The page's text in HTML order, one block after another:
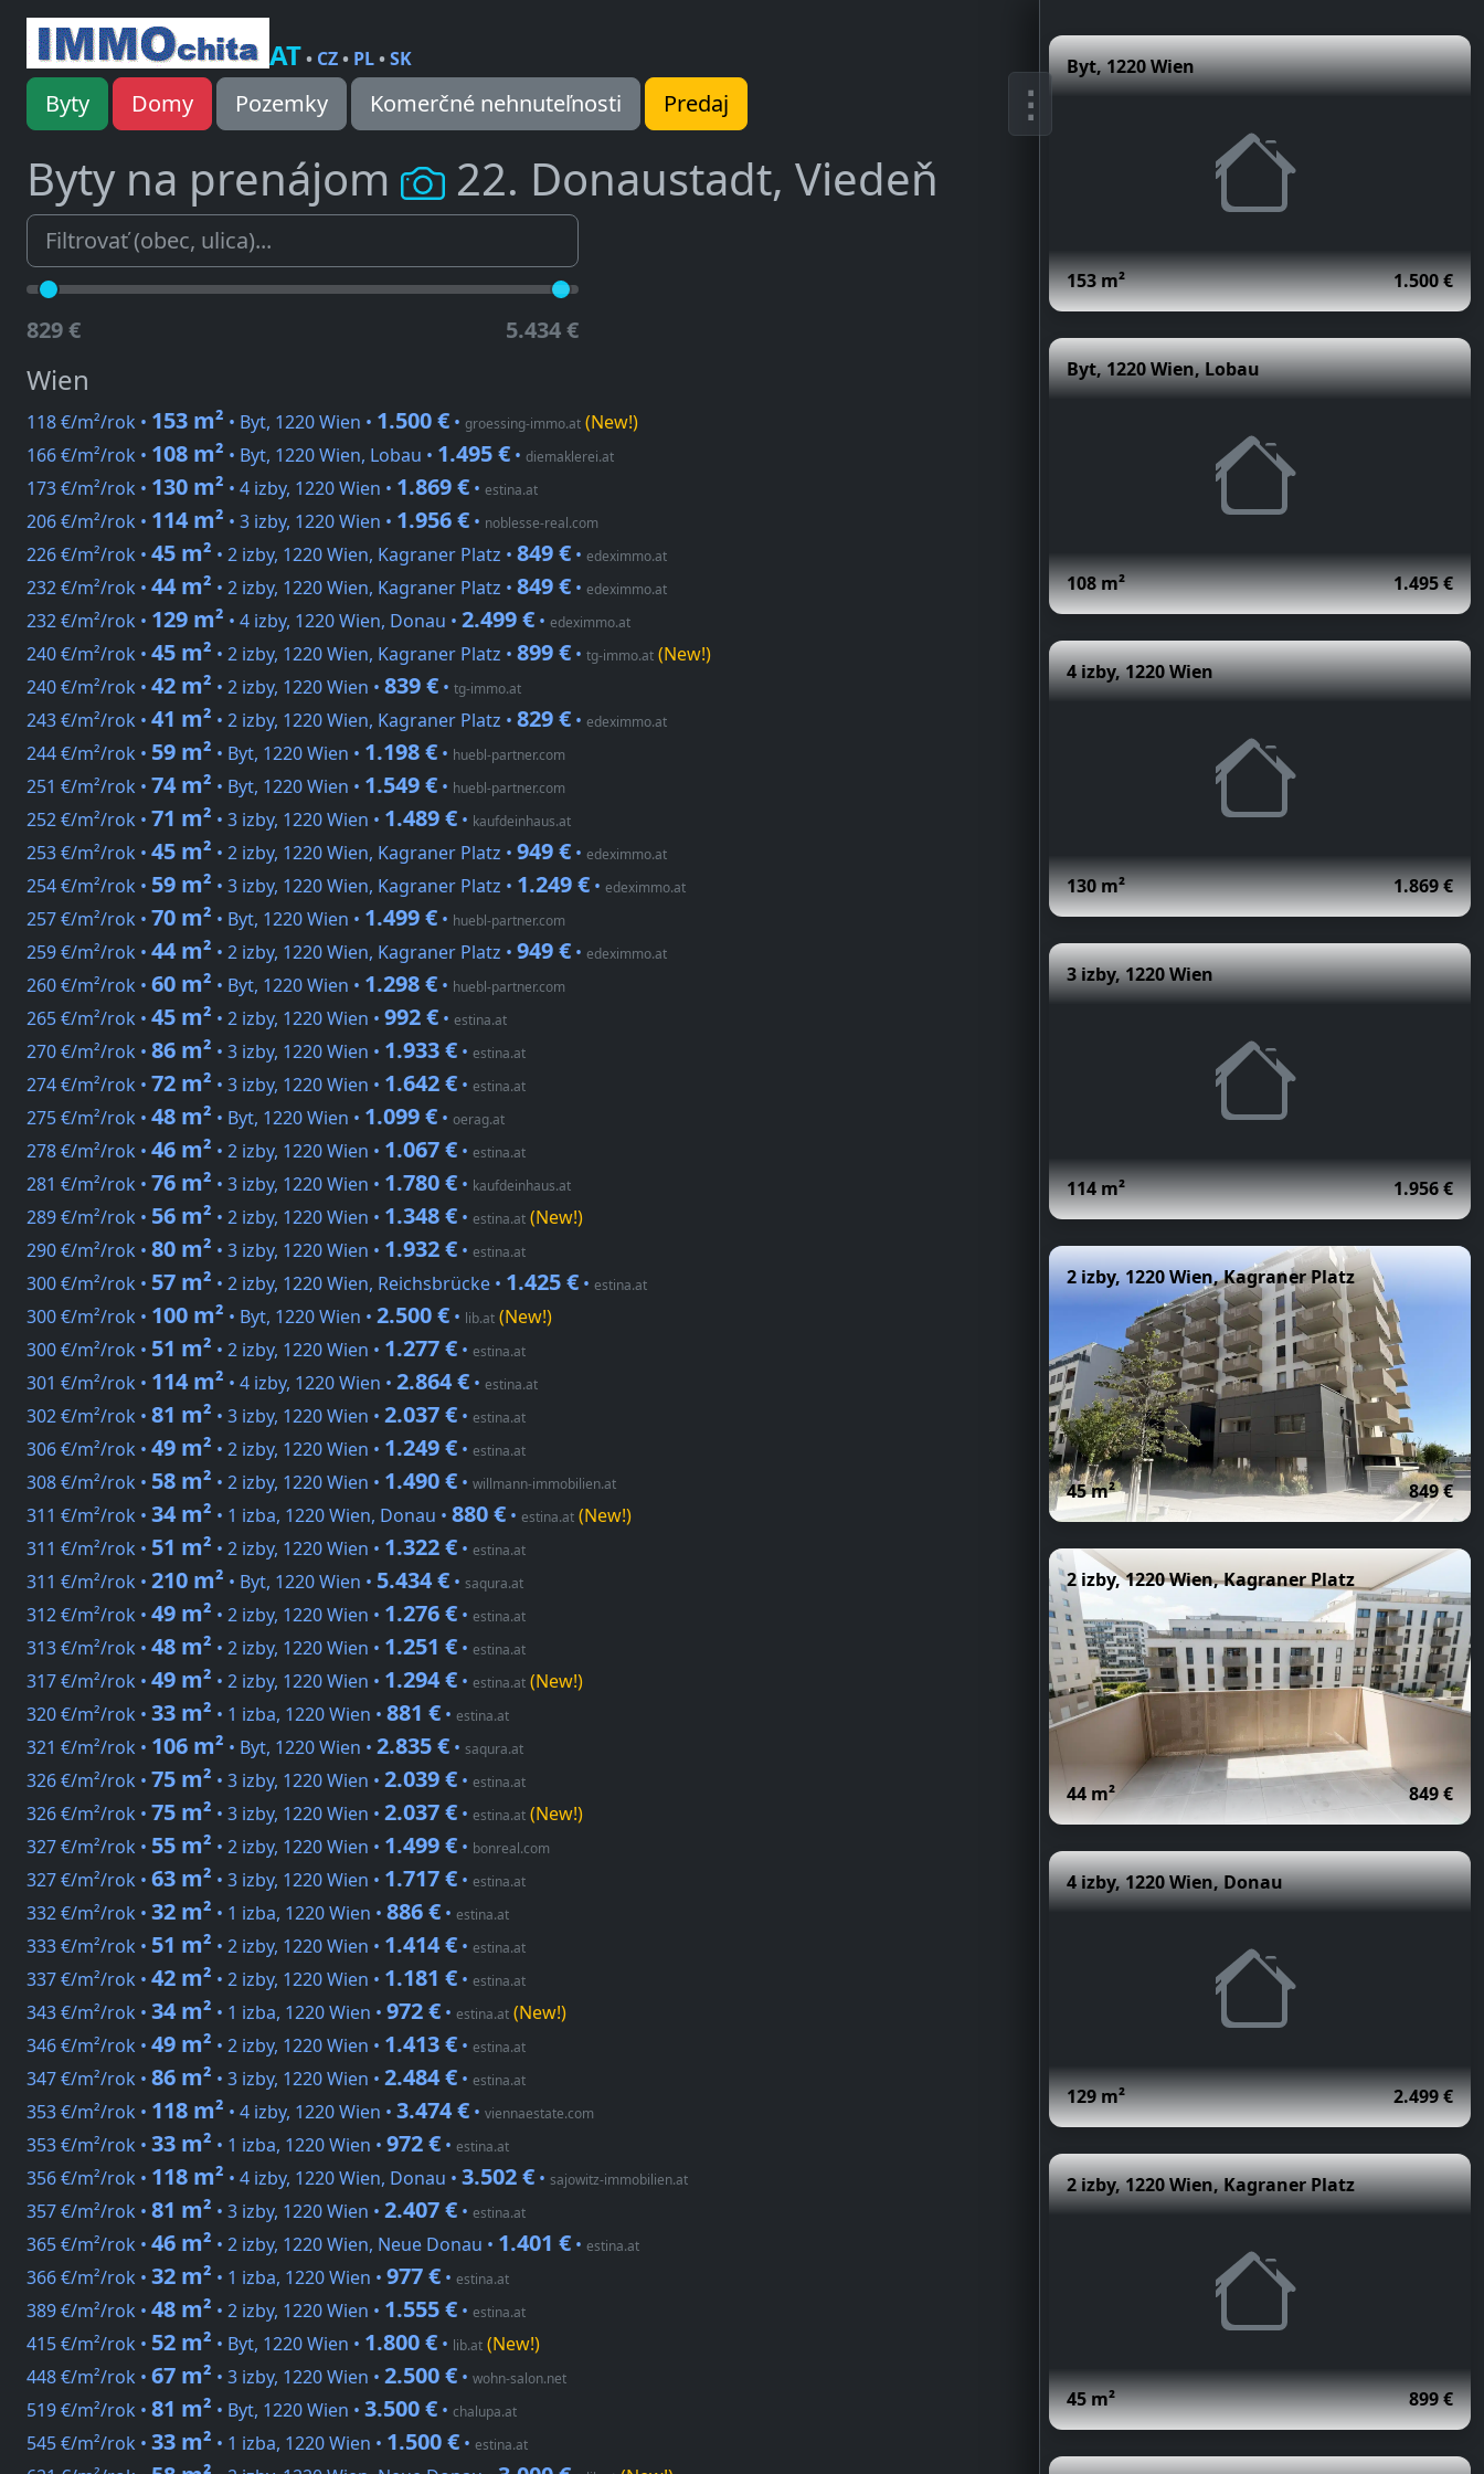
AT• CZ• PL•SK
Byty Domy Pozemky Komerčné nehnuteľnosti Predaj
Byty na prenájom 22. Donaustadt, Viedeň
829 € 5.434 €
Wien
118 €/m²/rok • 153 m² • Byt, 1220 Wien • 1.500 € • groessing-immo.at (New!)
166 €/m²/rok • 108 m² • Byt, 1220 Wien, Lobau • 1.495 € • diemaklerei.at
173 €/m²/rok • 130 m² • 4 izby, 1220 Wien • 1.869 € • estina.at
206 €/m²/rok • 114 m² • 3 izby, 1220 Wien • 1.956 € • noblesse-real.com
226 €/m²/rok • 45 m² • 2 izby, 1220 Wien, Kagraner Platz • 849 € • edeximmo.at
232 €/m²/rok • 44 m² • 2 izby, 1220 Wien, Kagraner Platz • 849 € • edeximmo.at
232 €/m²/rok • 129 m² • 4 izby, 1220 Wien, Donau • 2.499 € • edeximmo.at
240 €/m²/rok • 45 m² • 2 izby, 1220 Wien, Kagraner Platz • 899 € • tg-immo.at (New!)
240 €/m²/rok • 42 m² • 2 izby, 1220 Wien • 839 € • tg-immo.at
243 €/m²/rok • 41 m² • 2 izby, 1220 Wien, Kagraner Platz • 829 € • edeximmo.at
244 €/m²/rok • 59 m² • Byt, 1220 Wien • 1.198 € • huebl-partner.com
251 €/m²/rok • 74 m² • Byt, 1220 Wien • 1.549 € • huebl-partner.com
252 €/m²/rok • 71 m² • 3 izby, 1220 Wien • 1.489 € • kaufdeinhaus.at
253 €/m²/rok • 45 m² • 2 izby, 1220 Wien, Kagraner Platz • 949 € • edeximmo.at
254 €/m²/rok • 59 m² • 3 izby, 1220 Wien, Kagraner Platz • 1.249 € • edeximmo.at
257 €/m²/rok • 70 m² • Byt, 1220 Wien • 1.499 € • huebl-partner.com
259 €/m²/rok • 44 m² • 2 izby, 1220 Wien, Kagraner Platz • 949 € • edeximmo.at
260 €/m²/rok • 60 m² • Byt, 1220 Wien • 1.298 € • huebl-partner.com
265 €/m²/rok • 45 m² • 2 izby, 1220 Wien • 992 € • estina.at
270 €/m²/rok • 86 m² • 3 izby, 1220 Wien • 1.933 € • estina.at
274 €/m²/rok • 72 m² • 3 izby, 1220 Wien • 1.642 € • estina.at
275 €/m²/rok • 48 m² • Byt, 1220 Wien • 1.099 € • oerag.at
278 €/m²/rok • 46 m² • 2 izby, 1220 Wien • 1.067 € • estina.at
281 €/m²/rok • 76 m² • 3 izby, 1220 Wien • 1.780 € • kaufdeinhaus.at
289 €/m²/rok • 56 m² • 2 izby, 1220 Wien • 1.348 € • estina.at (New!)
290 €/m²/rok • 80 m² • 3 izby, 1220 Wien • 1.932 € • estina.at
300 €/m²/rok • 57 m² • 2 izby, 1220 Wien, Reichsbrücke • 1.425 € • estina.at
300 €/m²/rok • 100 m² • Byt, 1220 Wien • 2.500 € • lib.at (New!)
300 €/m²/rok • 51 m² • 2 izby, 1220 Wien • 1.277 € • estina.at
301 €/m²/rok • 114 m² • 4 izby, 1220 Wien • 2.864 € • estina.at
302 €/m²/rok • 81 m² • 3 izby, 1220 Wien • 2.037 € • estina.at
306 €/m²/rok • 49 m² • 2 izby, 1220 Wien • 1.249 € • estina.at
308 €/m²/rok • 58 m² • 2 izby, 1220 Wien • 1.490 € • willmann-immobilien.at
311 €/m²/rok • 34 m² • 1 izba, 1220 Wien, Donau • 880 € • estina.at (New!)
311 €/m²/rok • 51 m² • 2 izby, 1220 Wien • 1.322 € • estina.at
311 €/m²/rok • 210 m² • Byt, 1220 Wien • 5.434 € • saqura.at
312 €/m²/rok • 49 m² • 2 izby, 1220 Wien • 1.276 € • estina.at
313 €/m²/rok • 48 m² • 2 izby, 1220 Wien • 1.251 € • estina.at
317 €/m²/rok • 49 m² • 2 izby, 1220 Wien • 1.294 € • estina.at (New!)
320 €/m²/rok • 33 m² • 1 izba, 1220 Wien • 881 € • estina.at
321 €/m²/rok • 106 m² • Byt, 1220 Wien • 2.835 € • saqura.at
326 €/m²/rok • 75 m² • 3 izby, 1220 Wien • 2.039 € • estina.at
326 €/m²/rok • 75 m² • 3 izby, 1220 Wien • 2.037 € • estina.at (New!)
327 €/m²/rok • 55 m² • 2 izby, 1220 Wien • 1.499 € • bonreal.com
327 €/m²/rok • 63 m² • 3 izby, 1220 Wien • 1.717 € • estina.at
332 €/m²/rok • 32 m² • 1 izba, 1220 Wien • 886 € • estina.at
333 €/m²/rok • 51 m² • 2 izby, 1220 Wien • 1.414 € • estina.at
337 €/m²/rok • 42 m² • 2 izby, 1220 Wien • 1.181 € • estina.at
343 €/m²/rok • 34 m² • 1 izba, 1220 Wien • 972 € • estina.at (New!)
346 €/m²/rok • 49 m² • 2 izby, 1220 Wien • 1.413 € • estina.at
347 €/m²/rok • 86 m² • 3 izby, 1220 Wien • 2.484 € • estina.at
353 €/m²/rok • 118 m² • 4 izby, 1220 Wien • 3.474 € • viennaestate.com
353 €/m²/rok • 33 m² • 1 izba, 1220 Wien • 972 € • estina.at
356 €/m²/rok • 118 m² • 4 izby, 1220 Wien, Donau • 3.502 € • sajowitz-immobilien.at
357 €/m²/rok • 81 m² • 3 izby, 1220 Wien • 2.407 € • estina.at
365 €/m²/rok • 46 m² • 2 izby, 1220 Wien, Neue Donau • 1.401 € • estina.at
366 €/m²/rok • 32 m² • 1 izba, 1220 Wien • 977 € • estina.at
389 €/m²/rok • 48 m² • 2 izby, 1220 Wien • 1.555 € • estina.at
415 €/m²/rok • 52 m² • Byt, 1220 Wien • 1.800 € • lib.at (New!)
448 €/m²/rok • 67 m² • 3 izby, 1220 Wien • 2.500 € • wohn-salon.net
519 €/m²/rok • 81 m² • Byt, 1220 Wien • 3.500 € • chalupa.at
545 €/m²/rok • 33 m² • 1 izba, 1220 Wien • 1.500 € • estina.at